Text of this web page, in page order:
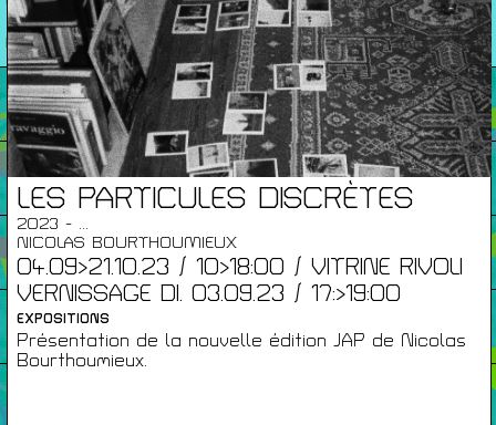
LES PARTICULES DISCRÈTES
2023 - ...
NICOLAS BOURTHOUMIEUX
04.09>21.10.23 / 10>18:00 / VITRINE RIVOLI
VERNISSAGE DI. 03.09.23 / 17:>19:00
EXPOSITIONS
Présentation de la nouvelle édition JAP de Nicolas
Bourthoumieux.
26/27
RENCONTRES
Agenda
Expositions
Éditions
Artists Print